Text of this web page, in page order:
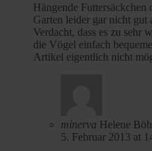
Hängende
Garten leider gar nicht gut
Verdacht, dass es zu sehr
die Vögel einfach
Artikel eigentlich nicht
minerva Helene
5. Februar 2013 at